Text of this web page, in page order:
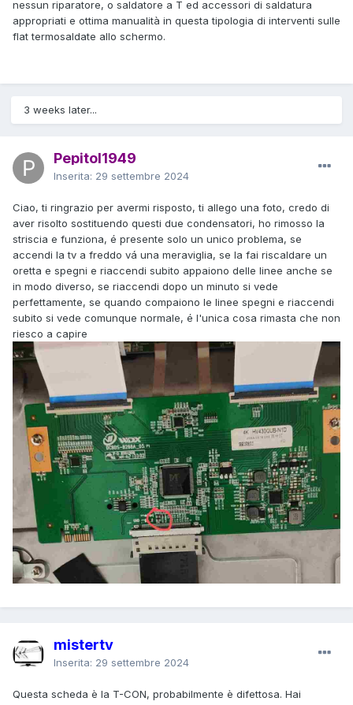
nessun riparatore, o saldatore a T ed accessori di saldatura
appropriati e ottima manualità in questa tipologia di interventi sulle
flat termosaldate allo schermo.
3 weeks later...
Pepitol1949
Inserita: 29 settembre 2024
Ciao, ti ringrazio per avermi risposto, ti allego una foto, credo di
aver risolto sostituendo questi due condensatori, ho rimosso la
striscia e funziona, é presente solo un unico problema, se
accendi la tv a freddo vá una meraviglia, se la fai riscaldare un
oretta e spegni e riaccendi subito appaiono delle linee anche se
in modo diverso, se riaccendi dopo un minuto si vede
perfettamente, se quando compaiono le linee spegni e riaccendi
subito si vede comunque normale, é l'unica cosa rimasta che non
riesco a capire
mistertv
Inserita: 29 settembre 2024
Questa scheda è la T-CON, probabilmente è difettosa. Hai